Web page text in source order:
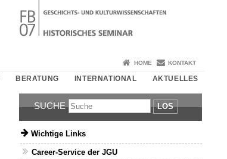
HOME KONTAKT
BERATUNG INTERNATIONAL AKTUELLES
SUCHE LOS
Wichtige Links
Career-Service der JGU